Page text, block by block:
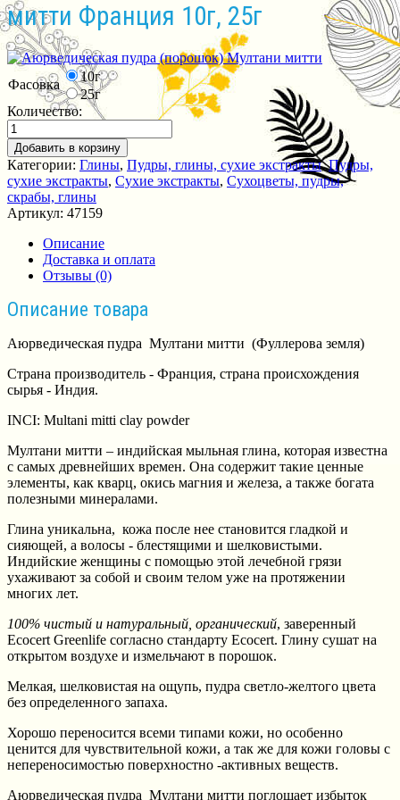
митти Франция 10г, 25г
Фасовка
10г
25г
Количество:
Добавить в корзину
Категории: Глины, Пудры, глины, сухие экстракты,Пудры,
сухие экстракты, Сухие экстракты, Сухоцветы, пудры,
скрабы, глины
Артикул: 47159
Описание
Доставка и оплата
Отзывы (0)
Описание товара
Аюрведическая пудра Мултани митти (Фуллерова земля)
Страна производитель - Франция, страна происхождения
сырья - Индия.
INCI: Multani mitti clay powder
Мултани митти – индийская мыльная глина, которая известна
с самых древнейших времен. Она содержит такие ценные
элементы, как кварц, окись магния и железа, а также богата
полезными минералами.
Глина уникальна, кожа после нее становится гладкой и
сияющей, а волосы - блестящими и шелковистыми.
Индийские женщины с помощью этой лечебной грязи
ухаживают за собой и своим телом уже на протяжении
многих лет.
100% чистый и натуральный, органический, заверенный
Ecocert Greenlife согласно стандарту Ecocert. Глину сушат на
открытом воздухе и измельчают в порошок.
Мелкая, шелковистая на ощупь, пудра светло-желтого цвета
без определенного запаха.
Хорошо переносится всеми типами кожи, но особенно
ценится для чувствительной кожи, а так же для кожи головы с
непереносимостью поверхностно -активных веществ.
Аюрведическая пудра Мултани митти поглощает избыток